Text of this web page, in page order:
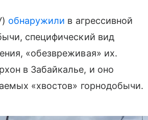
обнаружили в агрессивной
специфический вид
«обезвреживая» их.
в Забайкалье, и оно
«хвостов» горнодобычи.